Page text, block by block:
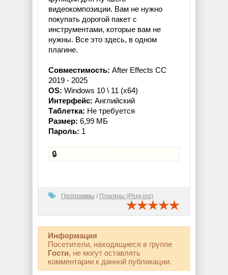
видеокомпозиции. Вам не нужно
покупать дорогой пакет с
инструментами, которые вам не
нужны. Все это здесь, в одном
плагине.
Совместимость: After Effects CC
2019 - 2025
OS: Windows 10 \ 11 (x64)
Интерфейс: Английский
Таблетка: Не требуется
Размер: 6,99 МБ
Пароль: 1
🔒
Программы / Плагины (Plug-ins)
Информация
Посетители, находящиеся в группе
Гости, не могут оставлять
комментарии к данной публикации.